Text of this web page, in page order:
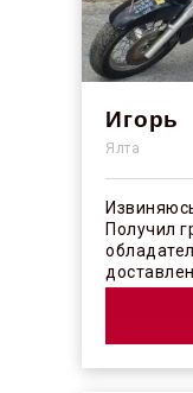
Игорь
Ялта
Получил
огорчило